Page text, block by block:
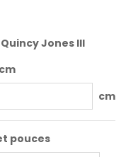
Jones III
cm
pouces